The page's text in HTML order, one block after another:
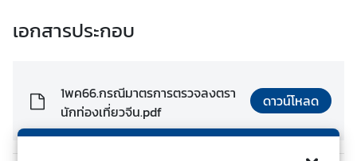
า
ร
ะ
เ
เอกสารประกอบ
1พค66.กรณีมาตรการตรวจลงตรา
นักท่องเที่ยวจีน.pdf
ดาวน์โหลด